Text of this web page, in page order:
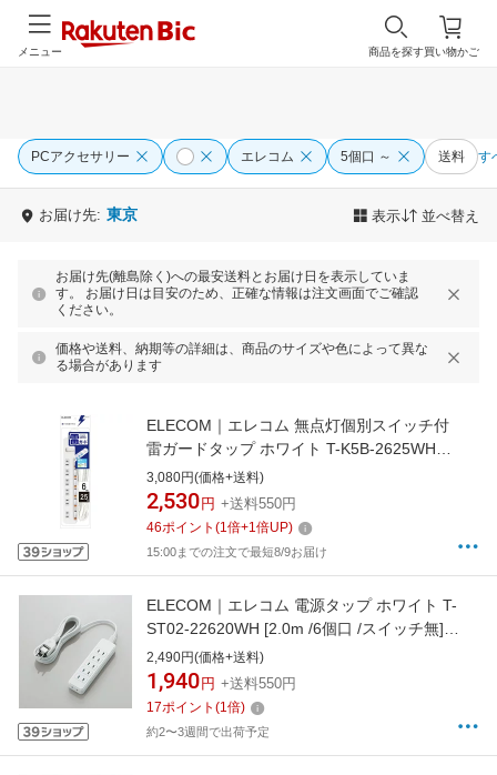
買い物かご
商品を探す
メニュー
PCアクセサリー エレコム 5個口 ～ 送料 す
お届け先: 東京 表示 並べ替え
お届け先(離島除く)への最安送料とお届け日を表示していま
す。 お届け日は目安のため、正確な情報は注文画面でご確認
ください。
価格や送料、納期等の詳細は、商品のサイズや色によって異な
る場合があります
ELECOM｜エレコム 無点灯個別スイッチ付
雷ガードタップ ホワイト T-K5B-2625WH
[2.5m /6個口 /スイッチ付き（個別）]
[TK5B2625WH]
3,080円(価格+送料)
2,530 円 +送料550円
46ポイント (1倍+1倍UP)
15:00までの注文で最短8/9お届け
ELECOM｜エレコム 電源タップ ホワイト T-
ST02-22620WH [2.0m /6個口 /スイッチ無]
[TST0222620WH]
2,490円(価格+送料)
1,940 円 +送料550円
17ポイント (1倍)
約2〜3週間で出荷予定